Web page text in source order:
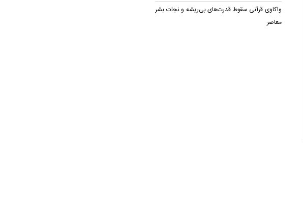
واکاوی قرآنی سقوط قدرت‌های بی‌ریشه و نجات بشر
معاصر